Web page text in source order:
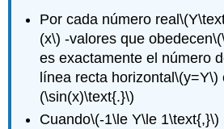
Por cada número real
(x\) -valores que obedecen
es exactamente el número
línea recta horizontal\(y=Y\)
(\sin(x)\text{.}\)
Cuando\(-1\le Y\le 1\text{,}\)